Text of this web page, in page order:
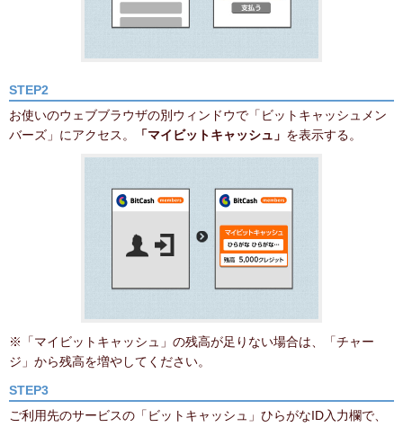
STEP2
お使いのウェブブラウザの別ウィンドウで「ビットキャッシュメン
バーズ」にアクセス。
「マイビットキャッシュ」 を表示する。
※「マイビットキャッシュ」の残高が足りない場合は、「チャー
ジ」から残高を増やしてください。
STEP3
ご利用先のサービスの「ビットキャッシュ」ひらがなID入力欄で、